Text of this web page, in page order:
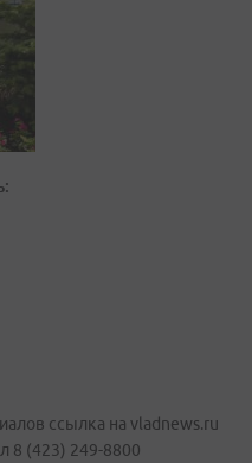
ссылка на vladnews.ru
8 (423) 249-8800